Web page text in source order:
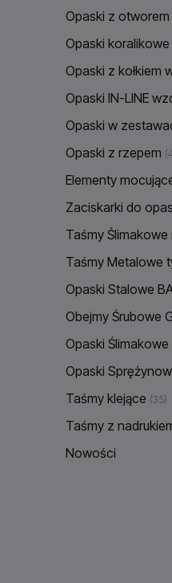
Opaski z otworem
Opaski koralikowe
Opaski z kołkiem
Opaski IN-LINE
Opaski w
Opaski z rzepem
Elementy
Zaciskarki do
Taśmy
Taśmy Metalowe
Opaski Stalowe
Obejmy Śrubowe
Opaski Ślimakowe
Opaski
Taśmy klejące (35)
Taśmy z
Nowości